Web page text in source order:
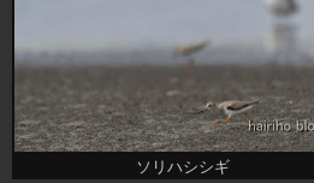
ソリハシシギ